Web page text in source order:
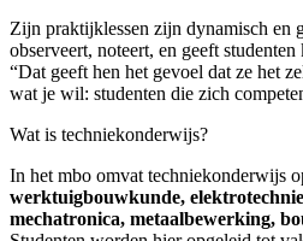
Zijn praktijklessen zijn dynamisch en
observeert, noteert, en geeft
“Dat geeft hen het gevoel dat ze het
wat je wil: studenten die zich
Wat is techniekonderwijs?
In het mbo omvat techniekonderwijs
werktuigbouwkunde,
mechatronica, metaalbewerking,